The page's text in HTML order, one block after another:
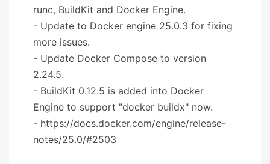
runc, BuildKit and Docker Engine.
- Update to Docker engine 25.0.3 for fixing
more issues.
- Update Docker Compose to version
2.24.5.
- BuildKit 0.12.5 is added into Docker
Engine to support "docker buildx" now.
- https://docs.docker.com/engine/release-
notes/25.0/#2503